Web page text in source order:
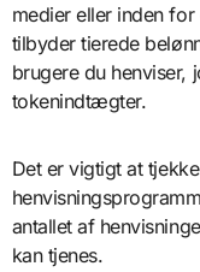
medier eller inden
tilbyder tierede
brugere du henviser,
tokenindtægter.
Det er vigtigt at
antallet af
kan tjenes.